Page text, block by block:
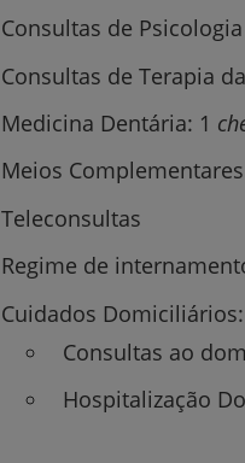
Consultas de Psicologia
Consultas de Terapia
Medicina Dentária: 1
Meios
Teleconsultas
Regime de
Cuidados Domiciliários:
Consultas ao
Hospitalização